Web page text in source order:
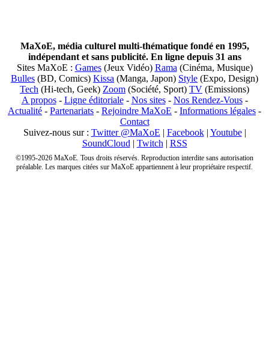
MaXoE, média culturel multi-thématique fondé en 1995,
indépendant et sans publicité. En ligne depuis 31 ans
Sites MaXoE : Games(Jeux Vidéo) Rama (Cinéma, Musique)
Bulles (BD, Comics) Kissa (Manga, Japon) Style (Expo, Design)
Tech (Hi-tech, Geek) Zoom (Société, Sport) TV (Emissions)
A propos- Ligne éditoriale- Nos sites- Nos Rendez-Vous-
Actualité - Partenariats - Rejoindre MaXoE - Informations légales -
Contact
Suivez-nous sur : Twitter @MaXoE | Facebook| Youtube|
SoundCloud | Twitch | RSS
©1995-2026 MaXoE. Tous droits réservés. Reproduction interdite sans autorisation
préalable. Les marques citées sur MaXoE appartiennent à leur propriétaire respectif.